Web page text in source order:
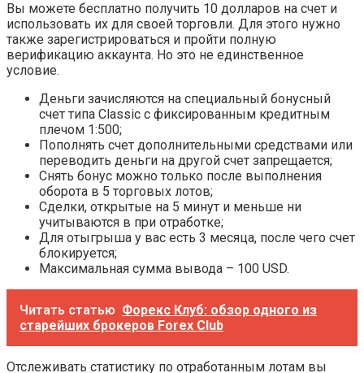
Вы можете бесплатно получить 10 долларов на счет и
использовать их для своей торговли. Для этого нужно
также зарегистрироваться и пройти полную
верификацию аккаунта. Но это не единственное
условие.
Деньги зачисляются на специальный бонусный
счет типа Classic с фиксированным кредитным
плечом 1:500;
Пополнять счет дополнительными средствами или
переводить деньги на другой счет запрещается;
Снять бонус можно только после выполнения
оборота в 5 торговых лотов;
Сделки, открытые на 5 минут и меньше ни
учитываются в при отработке;
Для отыгрыша у вас есть 3 месяца, после чего счет
блокируется;
Максимальная сумма вывода – 100 USD.
Читать статью Форекс Клуб: обзор одного из
старейших брокеров Forex Club
Отслеживать статистику по отработанным лотам вы